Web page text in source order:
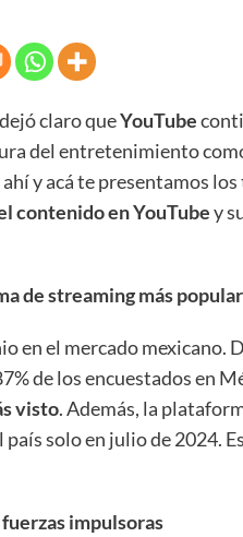
claro queYouTube
del entretenimiento
y acá te presentamos
contenido en YouTubey
de streaming más
en el mercado mexicano.
de los encuestados en
visto. Además, la
país solo en julio de 2024.
impulsoras